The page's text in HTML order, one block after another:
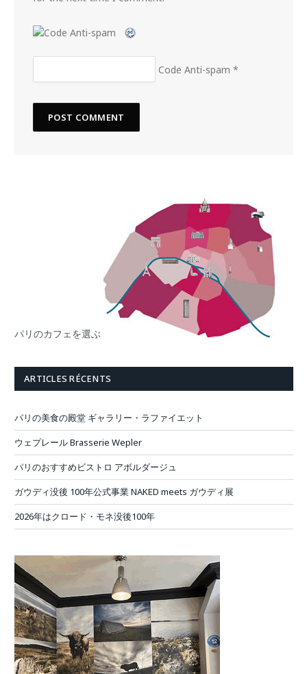
Code Anti-spam *
パリのカフェを選ぶ
ARTICLES RÉCENTS
パリの美食の殿堂 ギャラリー・ラファイエット
ウェプレール Brasserie Wepler
パリのおすすめビストロ アボルダージュ
ガウディ没後 100年公式事業 NAKED meets ガウディ展
2026年はクロード・モネ没後100年